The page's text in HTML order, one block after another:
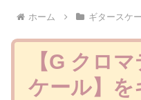
ホーム ギタースケ
【G クロ
ケール】を